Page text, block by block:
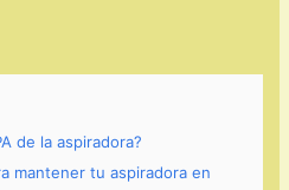
de la aspiradora?
mantener tu aspiradora en